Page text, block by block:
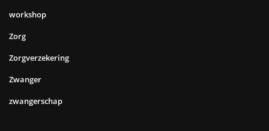
workshop
Zorg
Zorgverzekering
Zwanger
zwangerschap